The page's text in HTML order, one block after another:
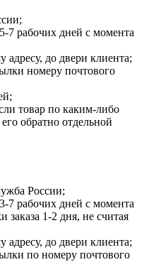
7 рабочих дней с момента
адресу, до двери клиента;
номеру почтового
товар по каким-либо
обратно отдельной
России;
7 рабочих дней с момента
заказа 1-2 дня, не считая
адресу, до двери клиента;
по номеру почтового